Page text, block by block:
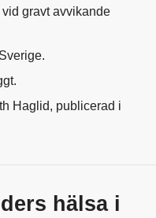
gravt avvikande
Haglid, publicerad i
hälsa i